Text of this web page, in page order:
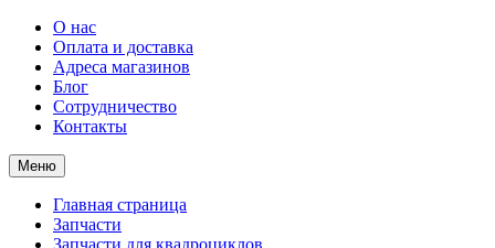
О нас
Оплата и доставка
Адреса магазинов
Блог
Сотрудничество
Контакты
Меню
Главная страница
Запчасти
Запчасти для квадроциклов